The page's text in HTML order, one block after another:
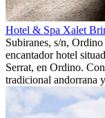
Hotel & Spa Xalet
Subiranes, s/n, Ordino
encantador hotel
Serrat, en Ordino.
tradicional andorrana